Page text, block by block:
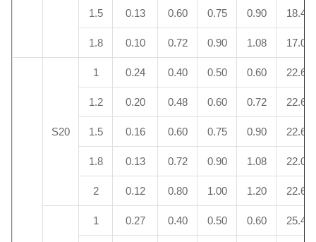
1.5 0.13 0.60 0.75 0.90 18.4
1.8 0.10 0.72 0.90 1.08 17.0
S20
1 0.24 0.40 0.50 0.60 22.6
1.2 0.20 0.48 0.60 0.72 22.6
1.5 0.16 0.60 0.75 0.90 22.6
1.8 0.13 0.72 0.90 1.08 22.0
2 0.12 0.80 1.00 1.20 22.6
1 0.27 0.40 0.50 0.60 25.4